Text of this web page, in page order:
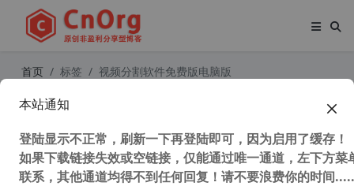
首页 标签 视频分割软件免费版电脑版
本站通知
登陆显示不正常，刷新一下再登陆即可，因为启用了缓存！
如果下载链接失效或空链接，仅能通过唯一通道，左下方菜
联系，其他通道均得不到任何回复！请不要浪费你的时间